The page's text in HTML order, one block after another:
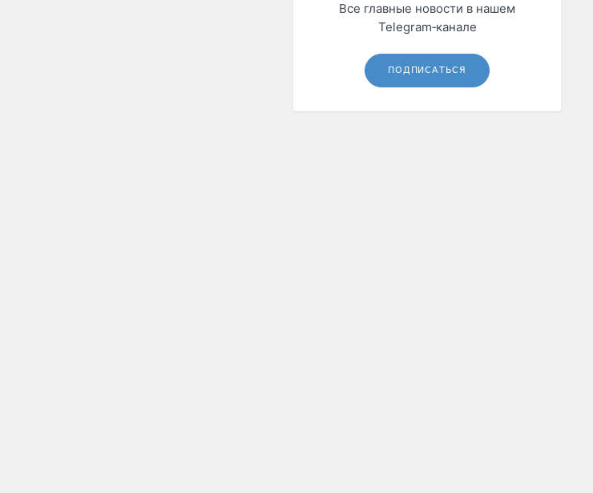
Все главные новости в нашем
Telegram‑канале
ПОДПИСАТЬСЯ